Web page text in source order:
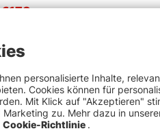
€179
Ausverkauft
personalisierte Inhalte,
Cookies können für
Mit Klick auf "Akzeptieren"
zu. Mehr dazu in
Cookie-Richtlinie .